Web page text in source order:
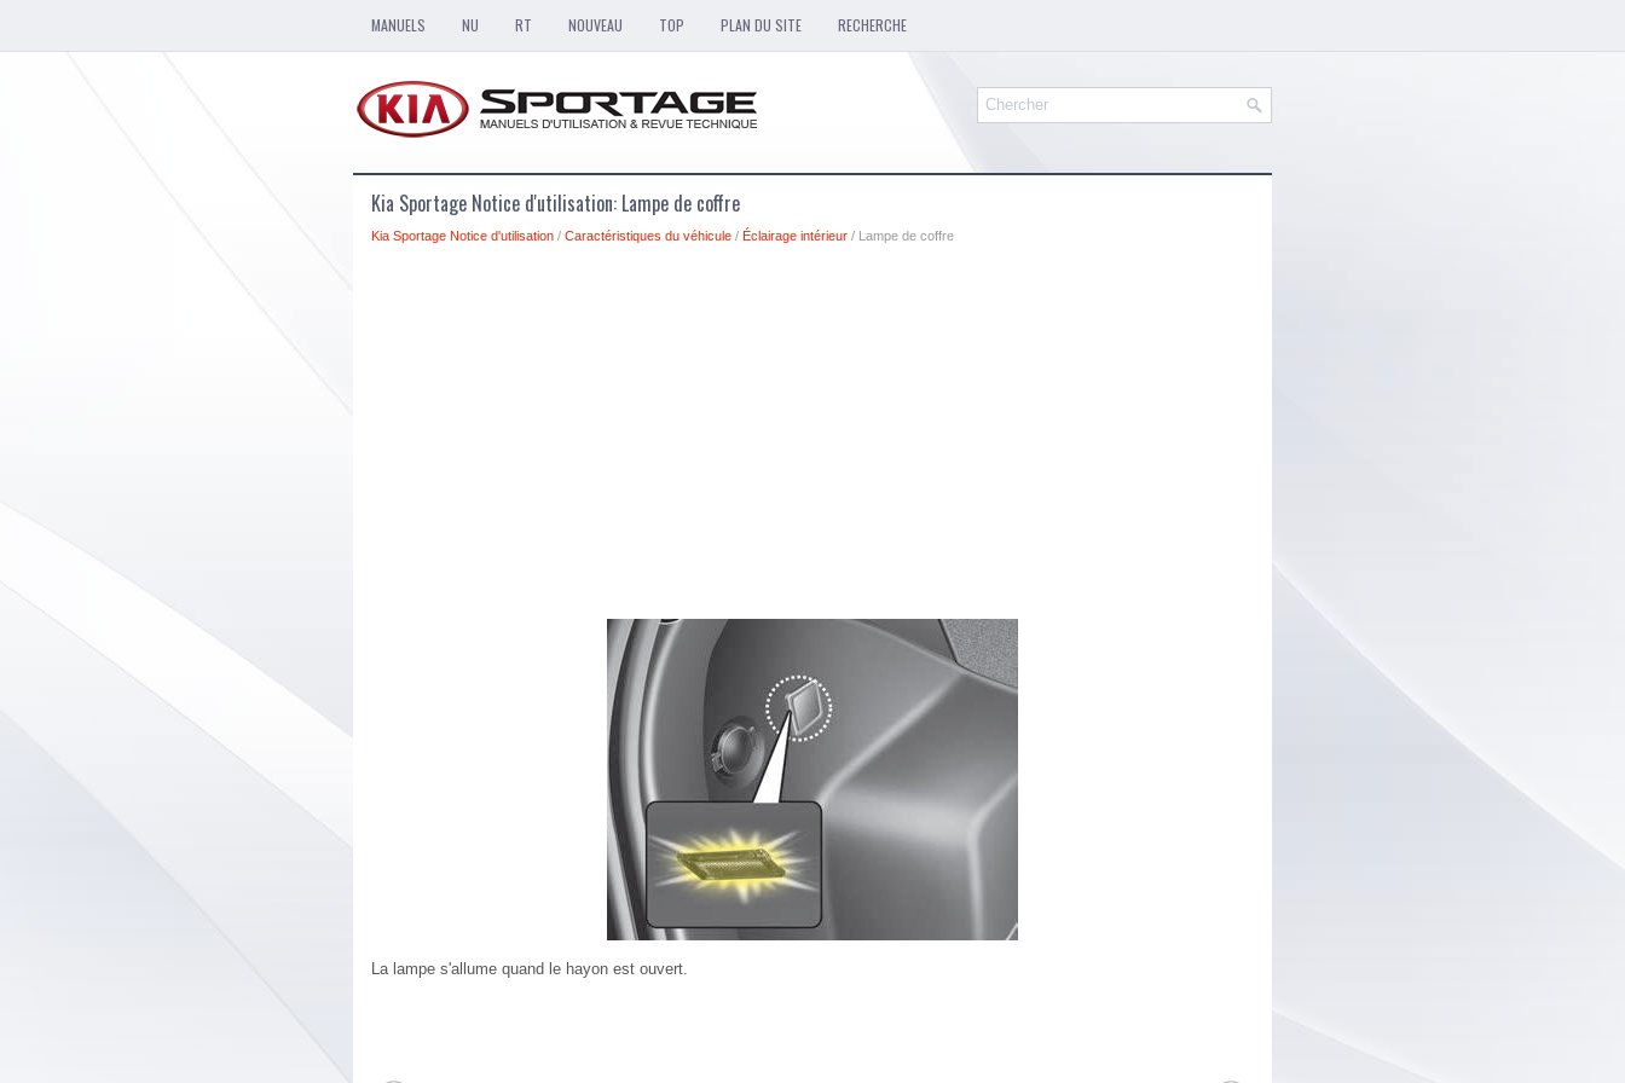
MANUELS NU RT NOUVEAU TOP PLAN DU SITE RECHERCHE
Kia Sportage Notice d'utilisation: Lampe de coffre
Kia Sportage Notice d'utilisation / Caractéristiques du véhicule / Éclairage intérieur / Lampe de coffre
La lampe s'allume quand le hayon est ouvert.